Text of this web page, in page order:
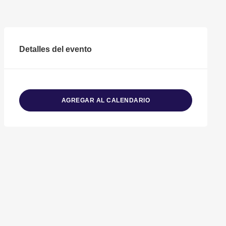
Detalles del evento
AGREGAR AL CALENDARIO